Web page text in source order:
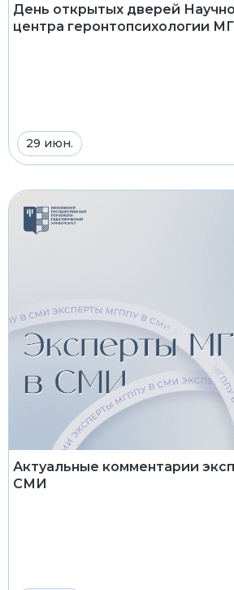
День открытых дверей
центра геронтопсихологии
29 июн.
Актуальные комментарии
СМИ